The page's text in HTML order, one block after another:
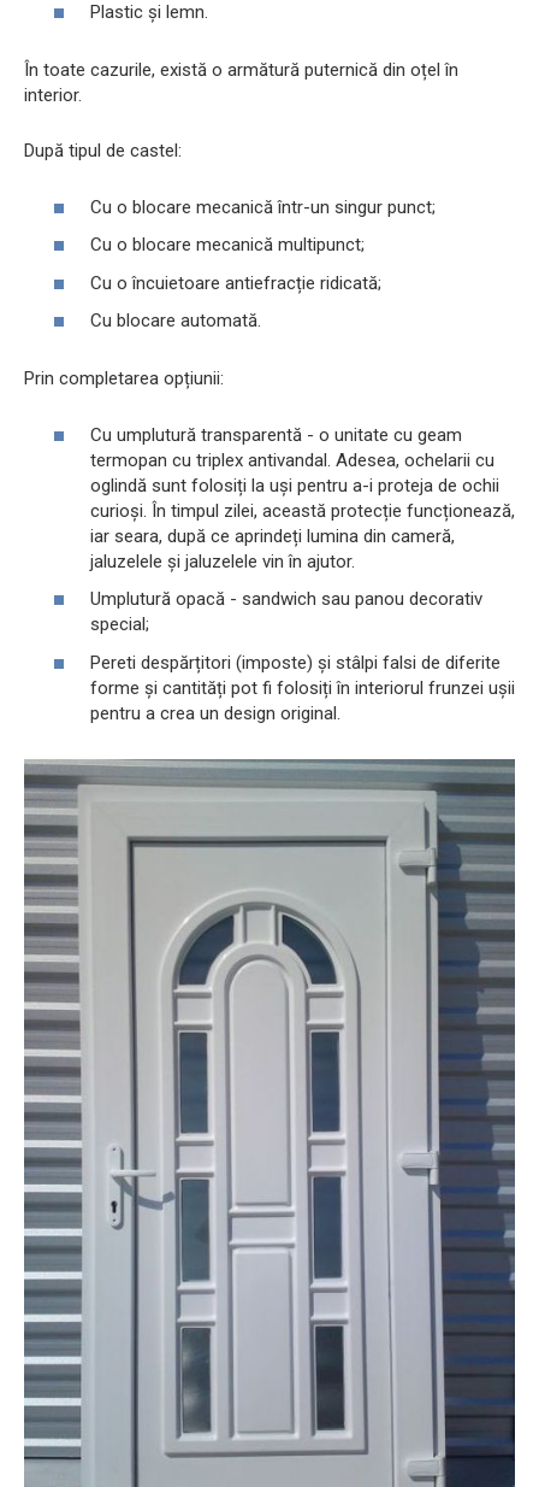
Plastic și lemn.
În toate cazurile, există o armătură puternică din oțel în
interior.
După tipul de castel:
Cu o blocare mecanică într-un singur punct;
Cu o blocare mecanică multipunct;
Cu o încuietoare antiefracție ridicată;
Cu blocare automată.
Prin completarea opțiunii:
Cu umplutură transparentă - o unitate cu geam
termopan cu triplex antivandal. Adesea, ochelarii cu
oglindă sunt folosiți la uși pentru a-i proteja de ochii
curioși. În timpul zilei, această protecție funcționează,
iar seara, după ce aprindeți lumina din cameră,
jaluzelele și jaluzelele vin în ajutor.
Umplutură opacă - sandwich sau panou decorativ
special;
Pereti despărțitori (imposte) și stâlpi falsi de diferite
forme și cantități pot fi folosiți în interiorul frunzei ușii
pentru a crea un design original.